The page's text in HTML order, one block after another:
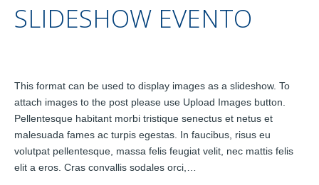
SLIDESHOW EVENTO
This format can be used to display images as a slideshow. To
attach images to the post please use Upload Images button.
Pellentesque habitant morbi tristique senectus et netus et
malesuada fames ac turpis egestas. In faucibus, risus eu
volutpat pellentesque, massa felis feugiat velit, nec mattis felis
elit a eros. Cras convallis sodales orci,…